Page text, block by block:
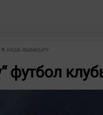
АҚША ЖЫМҚЫРУ
футбол